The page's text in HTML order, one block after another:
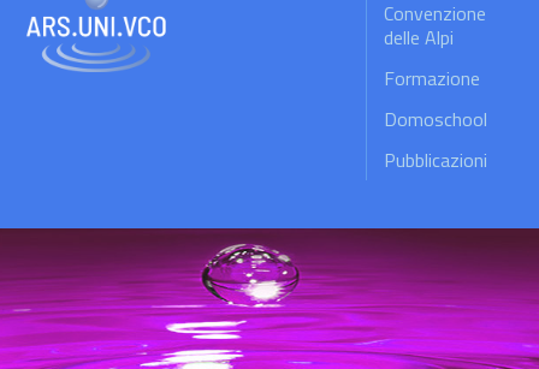
Convenzione
delle Alpi
Formazione
Domoschool
Pubblicazioni